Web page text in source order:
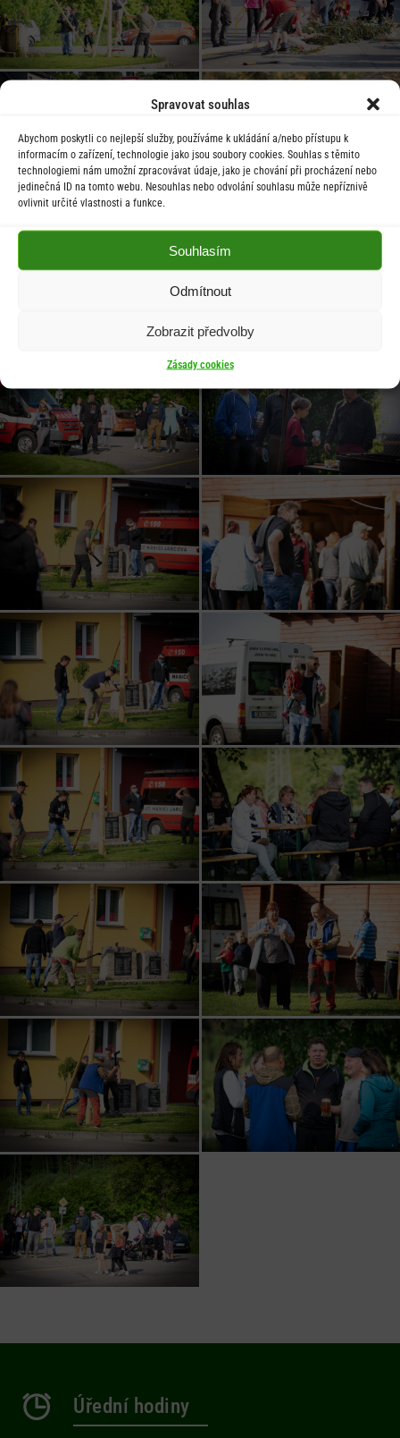
Spravovat souhlas
Abychom poskytli co nejlepší služby, používáme k ukládání a/nebo přístupu k
informacím o zařízení, technologie jako jsou soubory cookies. Souhlas s těmito
technologiemi nám umožní zpracovávat údaje, jako je chování při procházení nebo
jedinečná ID na tomto webu. Nesouhlas nebo odvolání souhlasu může nepříznivě
ovlivnit určité vlastnosti a funkce.
Souhlasím
Odmítnout
Zobrazit předvolby
Zásady cookies
Úřední hodiny